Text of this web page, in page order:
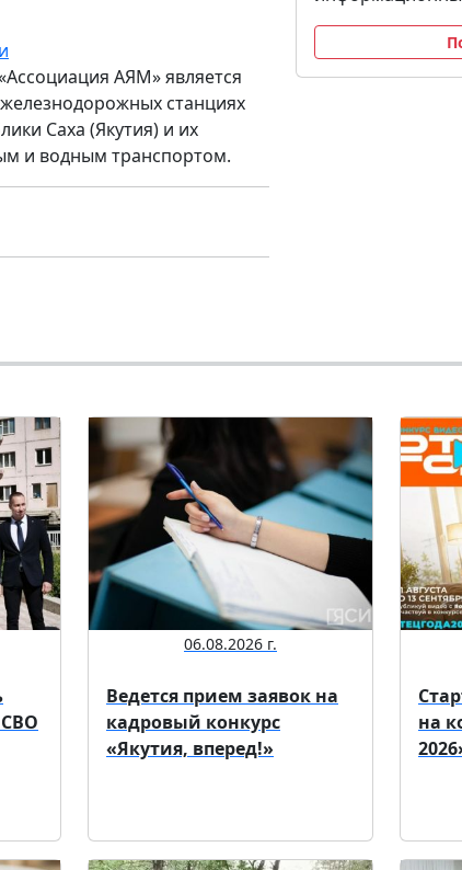
АЯМ» является
станциях
Саха (Якутия) и их
и водным транспортом.
06.08.2026 г.
Ведется прием заявок на
кадровый конкурс
«Якутия, вперед!»
на